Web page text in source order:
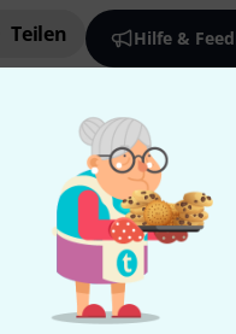
Teilen Hilfe &
Thomann Newsletter
Thomann Newsletter und
von50 Gutscheinen